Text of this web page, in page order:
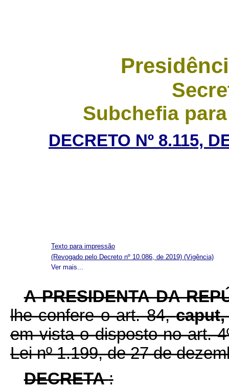
Subchefia
DECRETO Nº 8.115,
Texto para impressão
Ver mais...
(Revogado pelo Decreto nº 10.086, de 2019) (Vigência)
A PRESIDENTA DA
lhe confere o art. 84,
em vista o disposto no art.
Lei nº 1.199, de 27 de
DECRETA: